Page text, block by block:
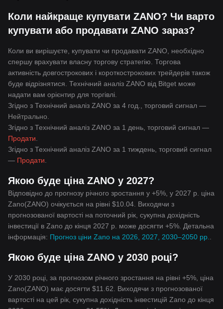
Коли найкраще купувати ZANO? Чи варто
купувати або продавати ZANO зараз?
Коли ви вирішуєте, купувати чи продавати ZANO, необхідно
спершу врахувати власну торгову стратегію. Торгова
активність довгострокових і короткострокових трейдерів також
буде відрізнятися. Технічний аналіз ZANO від Bitget може
надати вам орієнтир для торгівлі.
Згідно з Технічний аналіз ZANO за 4 год., торговий сигнал —
Нейтрально
Згідно з Технічний аналіз ZANO за 1 день, торговий сигнал —
Продати
Згідно з Технічний аналіз ZANO за 1 тиждень, торговий сигнал
— Продати
Якою буде ціна ZANO у 2027?
Відповідно до прогнозу річного зростання у +5%, у 2027 р. ціна
Zano(ZANO) очікується на рівні $10.04. Виходячи з
прогнозованої вартості на поточний рік, сукупна дохідність
інвестиції в Zano до кінця 2027 р. може досягти +5%. Детальна
інформація: Прогноз ціни Zano на 2026, 2027, 2030–2050 рр.
Якою буде ціна ZANO у 2030 році?
У 2030 році, за прогнозом річного зростання на рівні +5%, ціна
Zano(ZANO) має досягти $11.62. Виходячи з прогнозованої
вартості на цей рік, сукупна дохідність інвестицій Zano до кінця